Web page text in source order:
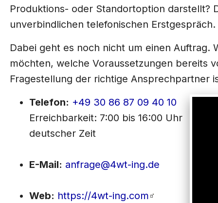
Produktions- oder Standortoption darstellt?
unverbindlichen telefonischen Erstgespräch.
Dabei geht es noch nicht um einen Auftrag.
möchten, welche Voraussetzungen bereits
Fragestellung der richtige Ansprechpartner
Telefon: +49 30 86 87 09 40 10
Erreichbarkeit: 7:00 bis 16:00 Uhr
deutscher Zeit
E-Mail: anfrage@4wt-ing.de
Web: https://4wt-ing.com